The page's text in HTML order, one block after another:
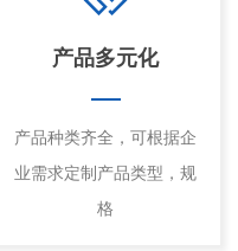
产品多元化
产品种类齐全，可根据企
业需求定制产品类型，规
格